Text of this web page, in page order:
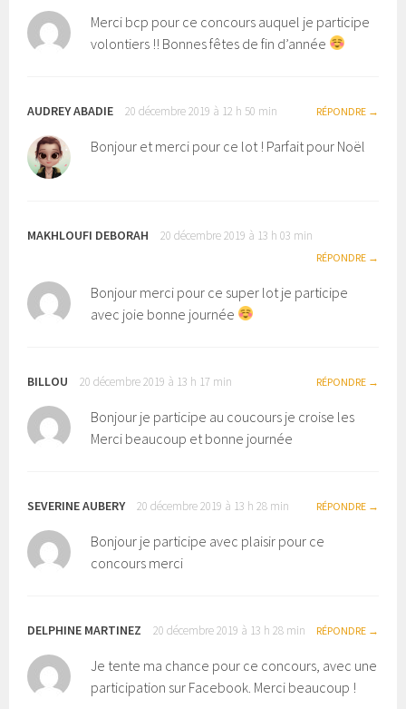
Merci bcp pour ce concours auquel je participe
volontiers !! Bonnes fêtes de fin d’année
AUDREY ABADIE 20 décembre 2019 à 12 h 50 min RÉPONDRE
Bonjour et merci pour ce lot ! Parfait pour Noël
MAKHLOUFI DEBORAH 20 décembre 2019 à 13 h 03 min
RÉPONDRE
Bonjour merci pour ce super lot je participe
avec joie bonne journée
BILLOU 20 décembre 2019 à 13 h 17 min RÉPONDRE
Bonjour je participe au coucours je croise les
Merci beaucoup et bonne journée
SEVERINE AUBERY 20 décembre 2019 à 13 h 28 min RÉPONDRE
Bonjour je participe avec plaisir pour ce
concours merci
DELPHINE MARTINEZ 20 décembre 2019 à 13 h 28 min RÉPONDRE
Je tente ma chance pour ce concours, avec une
participation sur Facebook. Merci beaucoup !